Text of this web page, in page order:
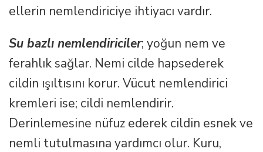
ellerin nemlendiriciye ihtiyacı vardır.
Su bazlı nemlendiriciler; yoğun nem ve
ferahlık sağlar. Nemi cilde hapsederek
cildin ışıltısını korur. Vücut nemlendirici
kremleri ise; cildi nemlendirir.
Derinlemesine nüfuz ederek cildin esnek ve
nemli tutulmasına yardımcı olur. Kuru,